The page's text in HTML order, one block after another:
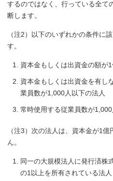
するのではなく、行っている全て
断します。
（注2）以下のいずれかの条件に
す。
資本金もしくは出資金の額が1
資本金もしくは出資金を有し
業員数が1,000人以下の法人
常時使用する従業員数が
（注3）次の法人は、資本金が1
ん。
同一の大規模法人に発行済株
の1以上を所有されている法人